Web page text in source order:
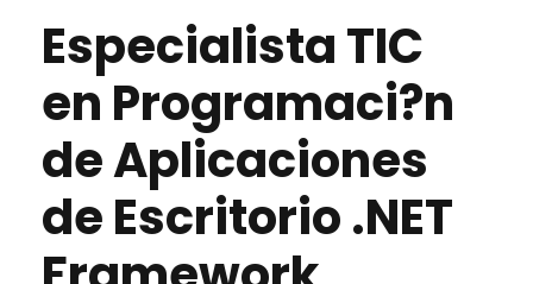
Especialista TIC
en Programaci?n
de Aplicaciones
de Escritorio .NET